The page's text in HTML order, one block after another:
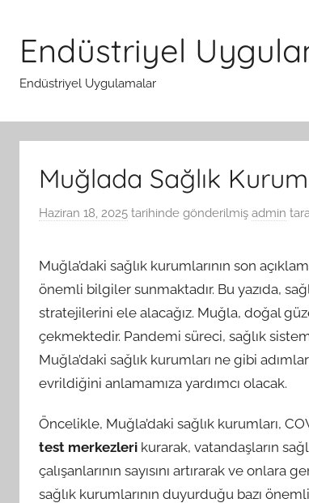
Endüstriyel
Endüstriyel Uygulamalar
Muğlada Sağlık
Haziran 18, 2025 tarihinde gönderilmiş admin
Muğla’daki sağlık kurumlarının son
önemli bilgiler sunmaktadır. Bu yazıda,
stratejilerini ele alacağız. Muğla, doğal
çekmektedir. Pandemi süreci, sağlık
Muğla’daki sağlık kurumları ne gibi
evrildiğini anlamamıza yardımcı olacak.
Öncelikle, Muğla’daki sağlık kurumları,
test merkezleri kurarak, vatandaşların
çalışanlarının sayısını artırarak ve
sağlık kurumlarının duyurduğu bazı